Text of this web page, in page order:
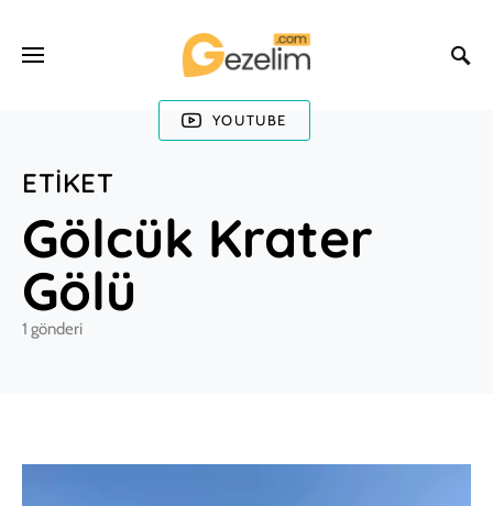
YOUTUBE
ETIKET
Gölcük Krater
Gölü
1 gönderi